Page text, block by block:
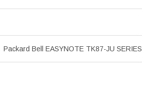
Packard Bell EASYNOTE TK87-JU SERIES